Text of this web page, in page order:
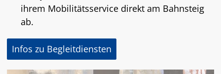
ihrem Mobilitätsservice direkt am Bahnsteig
ab.
Infos zu Begleitdiensten